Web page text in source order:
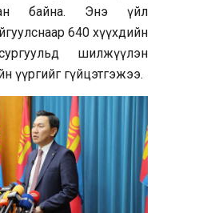
байна. Энэ үйл
640 хүүхдийн
шилжүүлэн
үүргийг гүйцэтгэжээ.